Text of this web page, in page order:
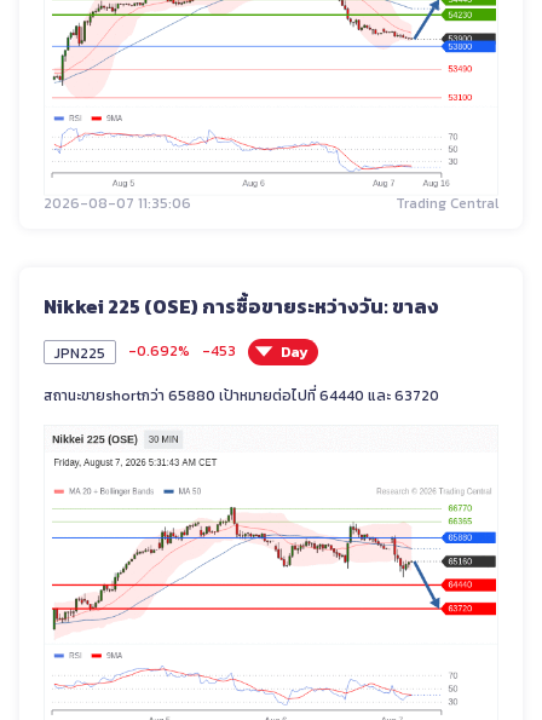
2026-08-07 11:35:06 Trading Central
Nikkei 225 (OSE) การซื้อขายระหว่างวัน: ขาลง
JPN225 -0.692% -453
Day
สถานะขายshortกว่า 65880 เป้าหมายต่อไปที่ 64440 และ 63720